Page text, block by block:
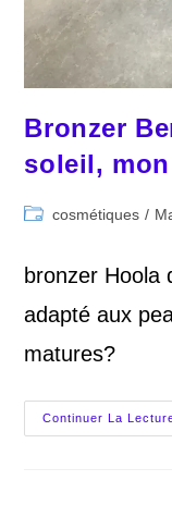
Bronzer
soleil,
Postcosmétiques /
bronzer Hoola
adapté aux
matures?
Continuer La